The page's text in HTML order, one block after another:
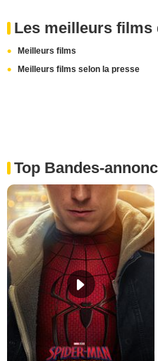
Les meilleurs films
Meilleurs films
Meilleurs films selon la presse
Top Bandes-